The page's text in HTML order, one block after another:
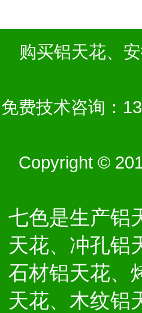
购买铝天花、
免费技术咨询：
Copyright ©
七色是生产铝
天花、冲孔铝
石材铝天花、
天花、木纹铝